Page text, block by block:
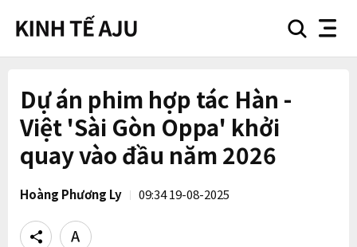
searchnav
Dự án phim hợp tác Hàn -
Việt 'Sài Gòn Oppa' khởi
quay vào đầu năm 2026
Hoàng Phương Ly 09:34 19-08-2025
Share
Text